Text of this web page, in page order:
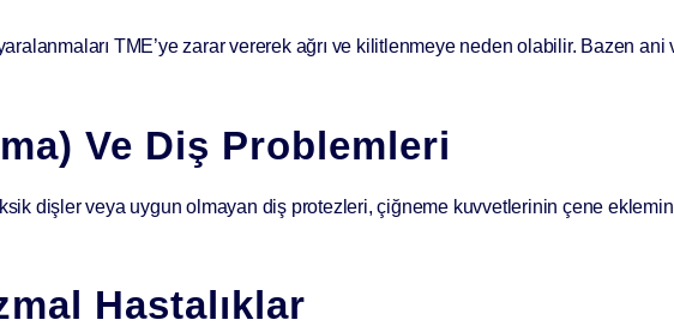
TME’ye zarar vererek ağrı ve kilitlenmeye neden olabilir. Bazen
Ve Diş Problemleri
dişler veya uygun olmayan diş protezleri, çiğneme kuvvetlerinin çene
Hastalıklar